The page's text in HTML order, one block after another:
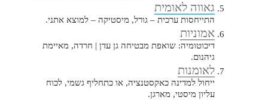
גאווה לאומית
התייחסות ערכית – גורל, מיסטיקה – למוצא אתני.
אמוניות
דיכוטומיה: שואפת מבטיחה גן עדן | חרדה, מאיימת
גיהנום.
לאומנות
ייחול למדינה כאקסטנציה, או כתחליף גשמי, לכוח
עליון מיסטי, מארגן.